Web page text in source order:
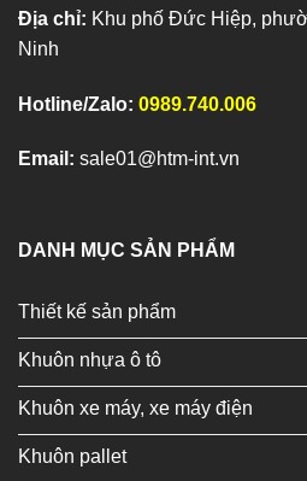
Địa chỉ: Khu phố Đức Hiệp,
Ninh
Hotline/Zalo: 0989.740.006
Email: sale01@htm-int.vn
DANH MỤC SẢN PHẨM
Thiết kế sản phẩm
Khuôn nhựa ô tô
Khuôn xe máy, xe máy điện
Khuôn pallet